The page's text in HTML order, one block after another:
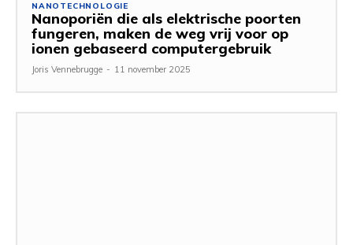
NANOTECHNOLOGIE
Nanoporiën die als elektrische poorten
fungeren, maken de weg vrij voor op
ionen gebaseerd computergebruik
Joris Vennebrugge - 11 november 2025